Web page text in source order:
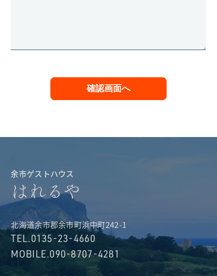
余市ゲストハウス
はれるや
北海道余市郡余市町浜中町242-1
TEL.0135-23-4660
MOBILE.090-8707-4281